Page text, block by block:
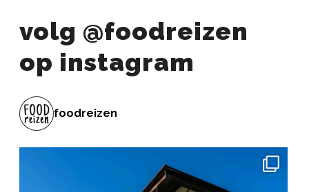
volg @foodreizen
op instagram
foodreizen